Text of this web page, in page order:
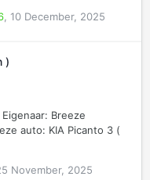
, 10 December, 2025
)
November, 2025